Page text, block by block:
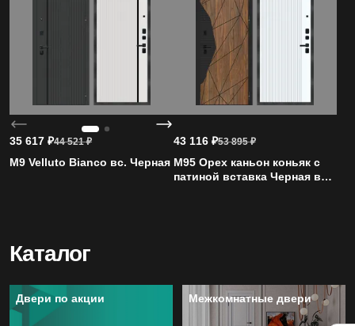
35 617 ₽44 521 ₽
M9 Velluto Bianco вс. Черная
43 116₽53 895 ₽
M95 Орех каньон коньяк с
патиной вставка Черная вн.
Каталог
Двери по акции Межкомнатные двери